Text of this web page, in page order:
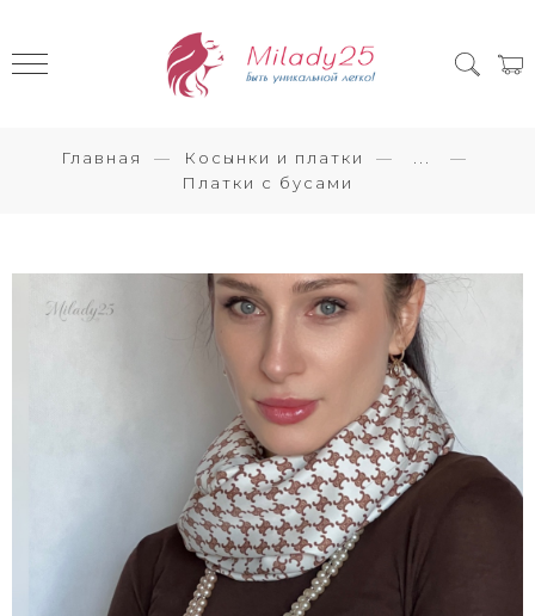
Главная Косынки и платки
Платки с бусами